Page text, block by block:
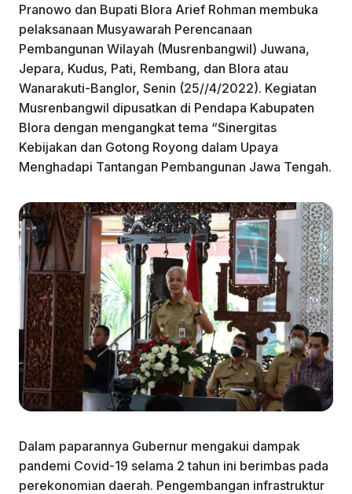
Pranowo dan Bupati Blora Arief Rohman membuka
pelaksanaan Musyawarah Perencanaan
Pembangunan Wilayah (Musrenbangwil) Juwana,
Jepara, Kudus, Pati, Rembang, dan Blora atau
Wanarakuti-Banglor, Senin (25//4/2022). Kegiatan
Musrenbangwil dipusatkan di Pendapa Kabupaten
Blora dengan mengangkat tema “Sinergitas
Kebijakan dan Gotong Royong dalam Upaya
Menghadapi Tantangan Pembangunan Jawa Tengah.
Dalam paparannya Gubernur mengakui dampak
pandemi Covid-19 selama 2 tahun ini berimbas pada
perekonomian daerah. Pengembangan infrastruktur